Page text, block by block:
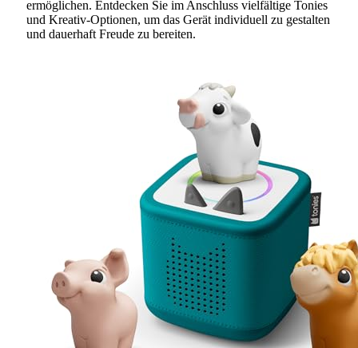
ermöglichen. Entdecken Sie im Anschluss vielfältige Tonies
und Kreativ-Optionen, um das Gerät individuell zu gestalten
und dauerhaft Freude zu bereiten.